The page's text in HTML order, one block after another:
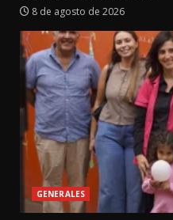
8 de agosto de 2026
GENERALES